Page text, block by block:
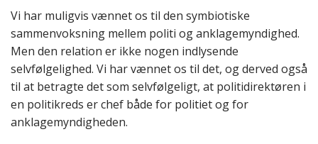
Vi har muligvis vænnet os til den symbiotiske
sammenvoksning mellem politi og anklagemyndighed.
Men den relation er ikke nogen indlysende
selvfølgelighed. Vi har vænnet os til det, og derved også
til at betragte det som selvfølgeligt, at politidirektøren i
en politikreds er chef både for politiet og for
anklagemyndigheden.